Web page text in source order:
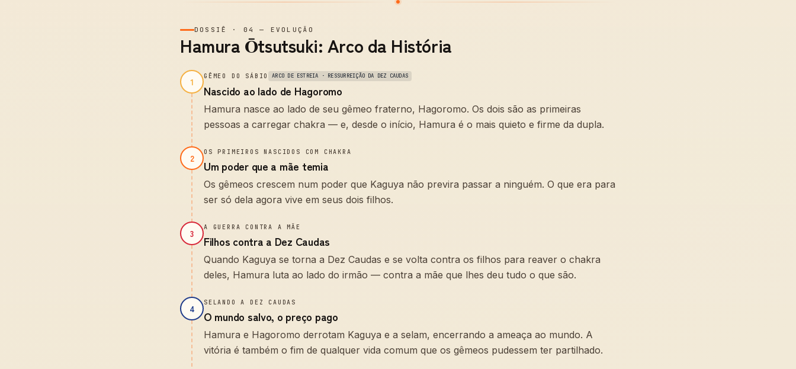
DOSSIÊ · 04 — EVOLUÇÃO
Hamura Ōtsutsuki: Arco da História
1 GÊMEO DO SÁBIO ARCO DE ESTREIA · RESSURREIÇÃO DA DEZ CAUDAS
Nascido ao lado de Hagoromo
Hamura nasce ao lado de seu gêmeo fraterno, Hagoromo. Os dois são as primeiras
pessoas a carregar chakra — e, desde o início, Hamura é o mais quieto e firme da dupla.
2
OS PRIMEIROS NASCIDOS COM CHAKRA
Um poder que a mãe temia
Os gêmeos crescem num poder que Kaguya não previra passar a ninguém. O que era para
ser só dela agora vive em seus dois filhos.
3
A GUERRA CONTRA A MÃE
Filhos contra a Dez Caudas
Quando Kaguya se torna a Dez Caudas e se volta contra os filhos para reaver o chakra
deles, Hamura luta ao lado do irmão — contra a mãe que lhes deu tudo o que são.
4
SELANDO A DEZ CAUDAS
O mundo salvo, o preço pago
Hamura e Hagoromo derrotam Kaguya e a selam, encerrando a ameaça ao mundo. A
vitória é também o fim de qualquer vida comum que os gêmeos pudessem ter partilhado.